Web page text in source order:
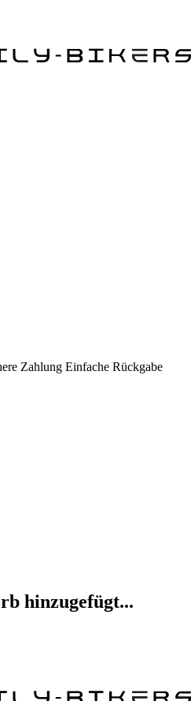
Zahlung Einfache Rückgabe
hinzugefügt...